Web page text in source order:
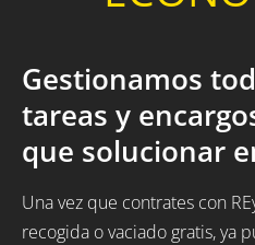
Gestionamos
tareas y
que solucionar
Una vez que contrates con
recogida o vaciado gratis, ya